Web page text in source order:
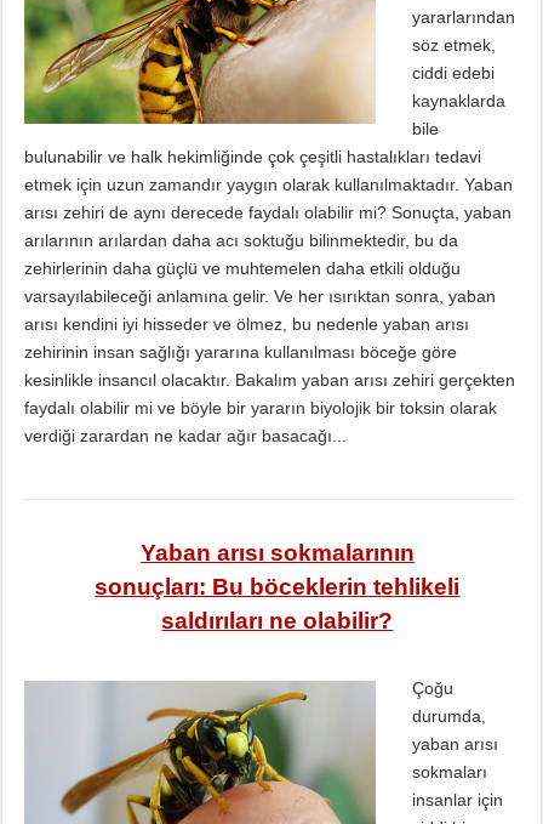
yararlarından
söz etmek,
ciddi edebi
kaynaklarda
bile
bulunabilir ve halk hekimliğinde çok çeşitli hastalıkları tedavi
etmek için uzun zamandır yaygın olarak kullanılmaktadır. Yaban
arısı zehiri de aynı derecede faydalı olabilir mi? Sonuçta, yaban
arılarının arılardan daha acı soktuğu bilinmektedir, bu da
zehirlerinin daha güçlü ve muhtemelen daha etkili olduğu
varsayılabileceği anlamına gelir. Ve her ısırıktan sonra, yaban
arısı kendini iyi hisseder ve ölmez, bu nedenle yaban arısı
zehirinin insan sağlığı yararına kullanılması böceğe göre
kesinlikle insancıl olacaktır. Bakalım yaban arısı zehiri gerçekten
faydalı olabilir mi ve böyle bir yararın biyolojik bir toksin olarak
verdiği zarardan ne kadar ağır basacağı...
Yaban arısı sokmalarının
sonuçları: Bu böceklerin tehlikeli
saldırıları ne olabilir?
Çoğu
durumda,
yaban arısı
sokmaları
insanlar için